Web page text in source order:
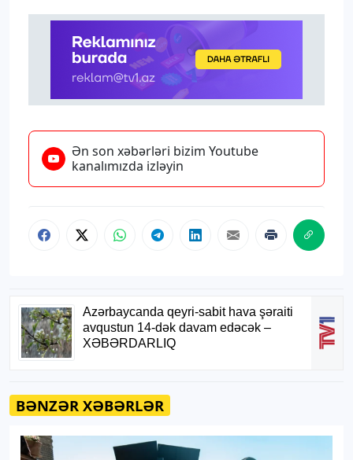
Ən son xəbərləri bizim Youtube
kanalımızda izləyin
BƏNZƏR XƏBƏRLƏR